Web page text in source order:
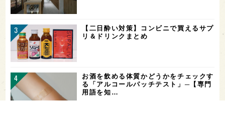
【二日酔い対策】コンビニで買えるサプ
リ＆ドリンクまとめ
お酒を飲める体質かどうかをチェックす
る「アルコールパッチテスト」─【専門
用語を知…